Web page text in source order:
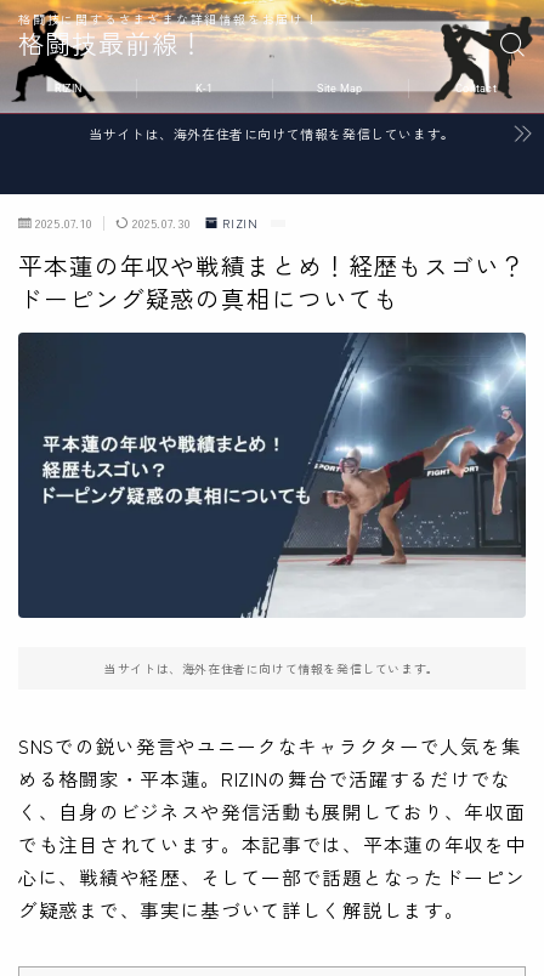
格闘技最前線！
格闘技に関するさまざまな詳細情報をお届け！
RIZIN K-1 Site Map Contact
当サイトは、海外在住者に向けて情報を発信しています。
2025.07.10 2025.07.30 RIZIN
平本蓮の年収や戦績まとめ！経歴もスゴい？
ドーピング疑惑の真相についても
当サイトは、海外在住者に向けて情報を発信しています。
SNSでの鋭い発言やユニークなキャラクターで人気を集
める格闘家・平本蓮。RIZINの舞台で活躍するだけでな
く、自身のビジネスや発信活動も展開しており、年収面
でも注目されています。本記事では、平本蓮の年収を中
心に、戦績や経歴、そして一部で話題となったドーピン
グ疑惑まで、事実に基づいて詳しく解説します。